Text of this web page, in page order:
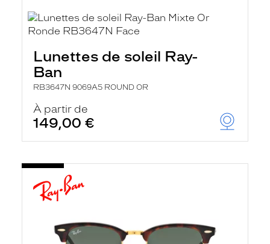
Lunettes de soleil Ray-
Ban
RB3647N 9069A5 ROUND OR
À partir de
149,00 €